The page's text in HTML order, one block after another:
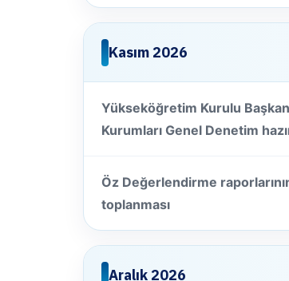
Kasım 2026
Yükseköğretim Kurulu
Kurumları Genel Denetim
Öz Değerlendirme
toplanması
Aralık 2026